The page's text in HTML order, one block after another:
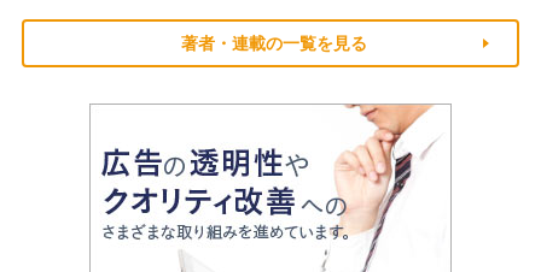
著者・連載の一覧を見る